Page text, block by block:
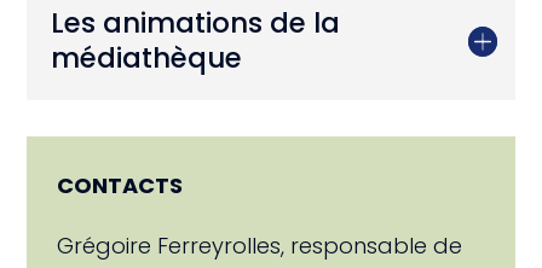
Les animations de la
médiathèque
CONTACTS
Grégoire Ferreyrolles, responsable de